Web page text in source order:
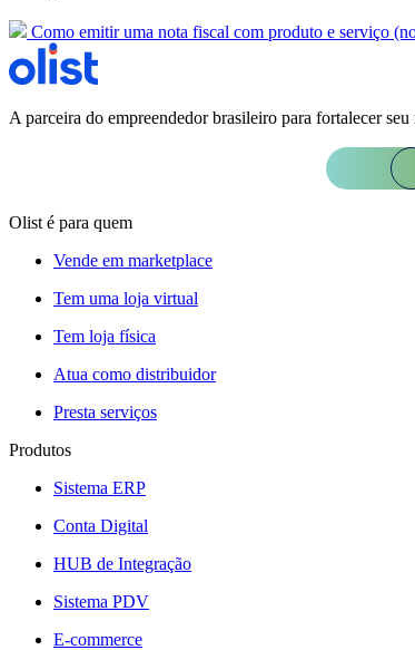
Como emitir uma nota fiscal com produto e serviço
A parceira do empreendedor brasileiro para fortalecer
Olist é para quem
Vende em marketplace
Tem uma loja virtual
Tem loja física
Atua como distribuidor
Presta serviços
Produtos
Sistema ERP
Conta Digital
HUB de Integração
Sistema PDV
E-commerce